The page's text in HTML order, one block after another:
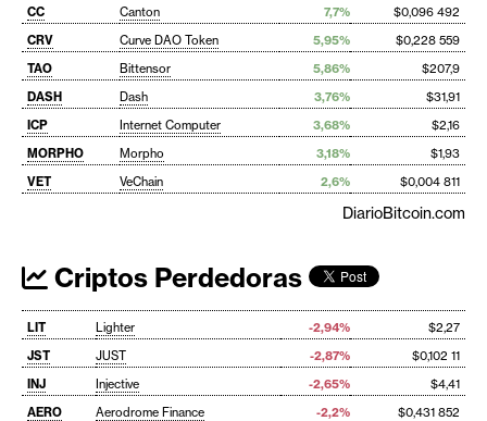
CC
Canton 7,7%
$0,096 492
CRV
Curve DAO Token 5,95%
$0,228 559
TAO
Bittensor 5,86%
$207,9
DASH
Dash 3,76%
$31,91
ICP
Internet Computer 3,68%
$2,16
MORPHO
Morpho 3,18%
$1,93
VET
VeChain 2,6% $0,004 811
DiarioBitcoin.com
Criptos Perdedoras
LIT Lighter -2,94%
$2,27
JST
JUST -2,87%
$0,102 11
INJ
Injective -2,65%
$4,41
AERO
Aerodrome Finance -2,2%
$0,431 852